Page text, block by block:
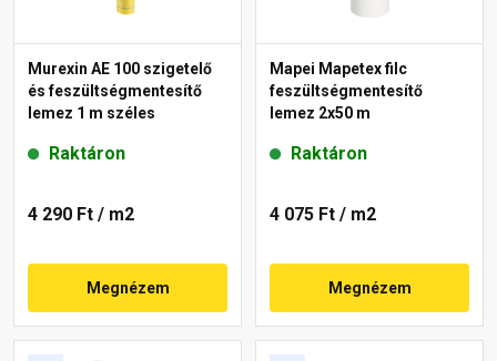
Murexin AE 100 szigetelő
és feszültségmentesítő
lemez 1 m széles
Raktáron
4 290 Ft / m2
Megnézem
Mapei Mapetex filc
feszültségmentesítő
lemez 2x50 m
Raktáron
4 075 Ft / m2
Megnézem